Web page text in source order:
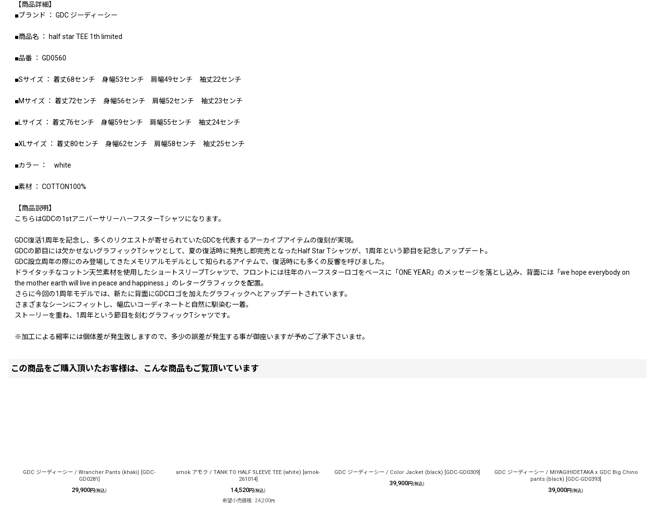
【商品詳細】
■ブランド ： GDC ジーディーシー
■商品名 ： half star TEE 1th limited
■品番 ： GD0560
■Sサイズ ： 着丈68センチ 身幅53センチ 肩幅49センチ 袖丈22センチ
■Mサイズ ： 着丈72センチ 身幅56センチ 肩幅52センチ 袖丈23センチ
■Lサイズ ： 着丈76センチ 身幅59センチ 肩幅55センチ 袖丈24センチ
■XLサイズ ： 着丈80センチ 身幅62センチ 肩幅58センチ 袖丈25センチ
■カラー ： white
■素材 ： COTTON100%
【商品説明】
こちらはGDCの1stアニバーサリーハーフスターTシャツになります。
GDC復活1周年を記念し、多くのリクエストが寄せられていたGDCを代表するアーカイブアイテムの復刻が実現。
GDCの節目には欠かせないグラフィックTシャツとして、夏の復活時に発売し即完売となったHalf Star Tシャツが、1周年という節目を記念しアップデート。
GDC設立周年の際にのみ登場してきたメモリアルモデルとして知られるアイテムで、復活時にも多くの反響を呼びました。
ドライタッチなコットン天竺素材を使用したショートスリーブTシャツで、フロントには往年のハーフスターロゴをベースに「ONE YEAR」のメッセージを落とし込み、背面には「we hope everybody on
the mother earth will live in peace and happiness.」のレターグラフィックを配置。
さらに今回の1周年モデルでは、新たに背面にGDCロゴを加えたグラフィックへとアップデートされています。
さまざまなシーンにフィットし、幅広いコーディネートと自然に馴染む一着。
ストーリーを重ね、1周年という節目を刻むグラフィックTシャツです。
※加工による縮率には個体差が発生致しますので、多少の誤差が発生する事が御座いますが予めご了承下さいませ。
この商品をご購入頂いたお客様は、こんな商品もご覧頂いています
GDC ジーディーシー / Wrancher Pants (khaki) [GDC-
GD0281]
29,900円 (税込)
amok アモク / TANK TO HALF SLEEVE TEE (white) [amok-
261014]
14,520円 (税込)
希望小売価格: 24,200円
GDC ジーディーシー / Color Jacket (black) [GDC-GD0309]
39,900円 (税込)
GDC ジーディーシー / MIYAGIHIDETAKA x GDC Big Chino
pants (black) [GDC-GD0393]
39,000円 (税込)